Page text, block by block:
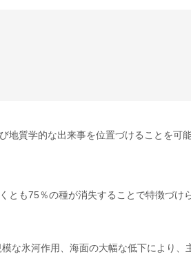
地質学的な出来事を位置づけることを
とも75％の種が消失することで特徴づ
な氷河作用、海面の大幅な低下により、